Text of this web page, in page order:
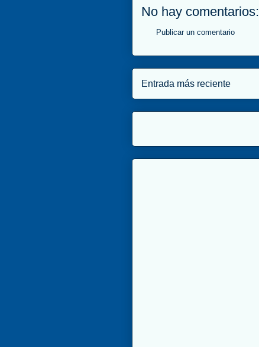
No hay comentarios:
Publicar un comentario
Entrada más reciente